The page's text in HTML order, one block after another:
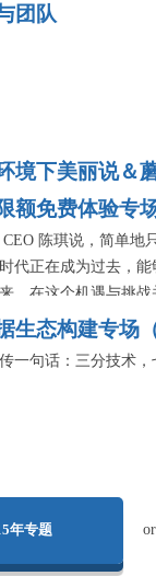
团队
境下美丽说＆
额免费体验专场
陈琪说，简单地
代正在成为过去，
。在这个机遇与挑
的用户兴趣点，更加
验品质。从技术层面
仍然需要不断提高技
动逐日增多的情况下
？这些都将是本期
点内容。
生态构建专场
一句话：三分技术
年专题 or